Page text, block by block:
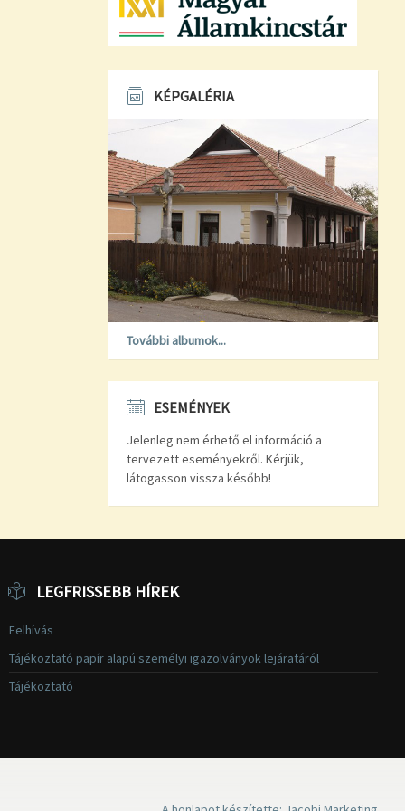
KÉPGALÉRIA
További albumok...
ESEMÉNYEK
Jelenleg nem érhető el információ a
tervezett eseményekről. Kérjük,
látogasson vissza később!
LEGFRISSEBB HÍREK
Felhívás
Tájékoztató papír alapú személyi igazolványok lejáratáról
Tájékoztató